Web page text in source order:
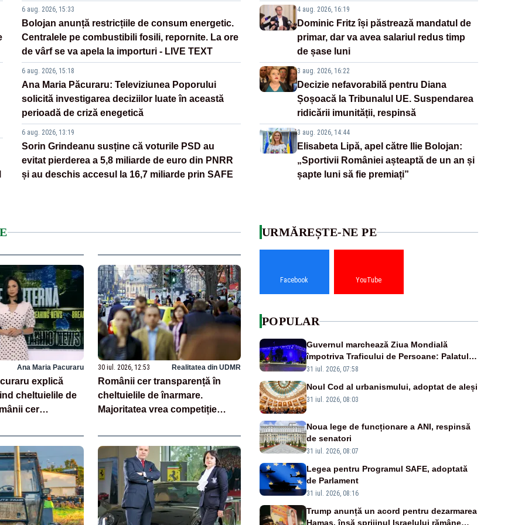
6 aug. 2026, 15:33
Bolojan anunță restricțiile de consum energetic.
Centralele pe combustibili fosili, repornite. La ore
de vârf se va apela la importuri - LIVE TEXT
6 aug. 2026, 15:18
Ana Maria Păcuraru: Televiziunea Poporului
solicită investigarea deciziilor luate în această
perioadă de criză enegetică
6 aug. 2026, 13:19
Sorin Grindeanu susține că voturile PSD au
evitat pierderea a 5,8 miliarde de euro din PNRR
și au deschis accesul la 16,7 miliarde prin SAFE
4 aug. 2026, 16:19
Dominic Fritz își păstrează mandatul de
primar, dar va avea salariul redus timp
de șase luni
3 aug. 2026, 16:22
Decizie nefavorabilă pentru Diana
Șoșoacă la Tribunalul UE. Suspendarea
ridicării imunității, respinsă
3 aug. 2026, 14:44
Elisabeta Lipă, apel către Ilie Bolojan:
„Sportivii României așteaptă de un an și
șapte luni să fie premiați”
Ana Maria Pacuraru
explică
cheltuielile de
cer
partenerii externi
30 iul. 2026, 12:53 Realitatea din UDMR
Românii cer transparență în
cheltuielile de înarmare.
Majoritatea vrea competiție
SONDAJ
URMĂREȘTE-NE PE
Facebook YouTube
POPULAR
Guvernul marchează Ziua Mondială
împotriva Traficului de Persoane: Palatul
Victoria, iluminat în albastru
31 iul. 2026, 07:58
Noul Cod al urbanismului, adoptat de aleși
31 iul. 2026, 08:03
Noua lege de funcționare a ANI, respinsă
de senatori
31 iul. 2026, 08:07
Legea pentru Programul SAFE, adoptată
de Parlament
31 iul. 2026, 08:16
Trump anunță un acord pentru dezarmarea
Hamas, însă sprijinul Israelului rămâne